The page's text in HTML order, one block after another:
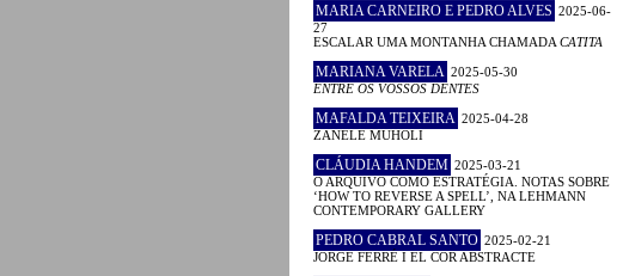
MARIA CARNEIRO E PEDRO ALVES 2025-06-
27
ESCALAR UMA MONTANHA CHAMADA CATITA
MARIANA VARELA 2025-05-30
ENTRE OS VOSSOS DENTES
MAFALDA TEIXEIRA 2025-04-28
ZANELE MUHOLI
CLÁUDIA HANDEM 2025-03-21
O ARQUIVO COMO ESTRATÉGIA. NOTAS SOBRE
‘HOW TO REVERSE A SPELL’, NA LEHMANN
CONTEMPORARY GALLERY
PEDRO CABRAL SANTO 2025-02-21
JORGE FERRÉ I EL COR ABSTRACTE